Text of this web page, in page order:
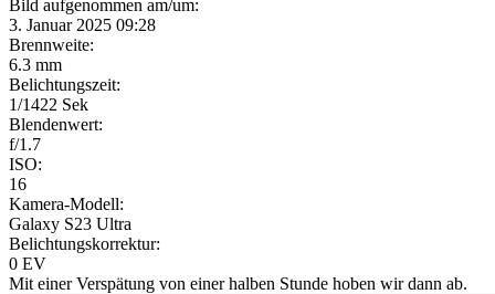
Bild aufgenommen am/um:
3. Januar 2025 09:28
Brennweite:
6.3 mm
Belichtungszeit:
1/1422 Sek
Blendenwert:
f/1.7
ISO:
16
Kamera-Modell:
Galaxy S23 Ultra
Belichtungskorrektur:
0 EV
Mit einer Verspätung von einer halben Stunde hoben wir dann ab.